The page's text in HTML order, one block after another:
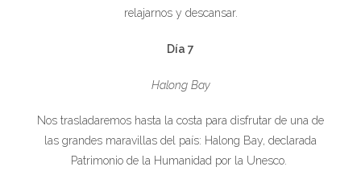
relajarnos y descansar.
Día 7
Halong Bay
Nos trasladaremos hasta la costa para disfrutar de una de
las grandes maravillas del país: Halong Bay, declarada
Patrimonio de la Humanidad por la Unesco.